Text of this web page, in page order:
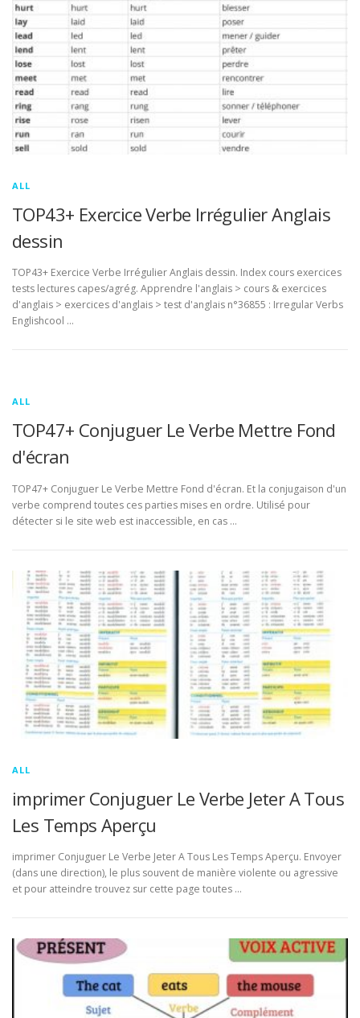
ALL
TOP43+ Exercice Verbe Irrégulier Anglais
dessin
TOP43+ Exercice Verbe Irrégulier Anglais dessin. Index cours exercices
tests lectures capes/agrég. Apprendre l'anglais > cours & exercices
d'anglais > exercices d'anglais > test d'anglais n°36855 : Irregular Verbs
Englishcool …
ALL
TOP47+ Conjuguer Le Verbe Mettre Fond
d'écran
TOP47+ Conjuguer Le Verbe Mettre Fond d'écran. Et la conjugaison d'un
verbe comprend toutes ces parties mises en ordre. Utilisé pour
détecter si le site web est inaccessible, en cas …
ALL
imprimer Conjuguer Le Verbe Jeter A Tous
Les Temps Aperçu
imprimer Conjuguer Le Verbe Jeter A Tous Les Temps Aperçu. Envoyer
(dans une direction), le plus souvent de manière violente ou agressive
et pour atteindre trouvez sur cette page toutes …